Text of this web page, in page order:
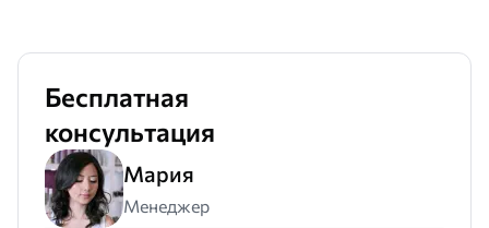
Бесплатная
консультация
Мария
Менеджер